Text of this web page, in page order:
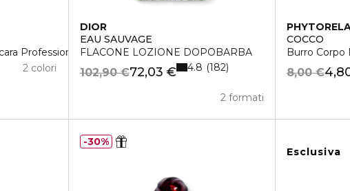
Professionale
2 colori
DIOR
EAU SAUVAGE
FLACONE LOZIONE DOPOBARBA
72,03 €
102,90 €
2 formati
4.8 182
COCCO
Burro
8,00 €
30%
Esclusiva